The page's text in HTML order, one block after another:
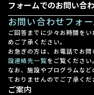
フォームでのお問い合
お問い合わせフォ
ご回答までに少々お時間を
めご了承ください。
お急ぎの方は、お電話でお
設連絡先一覧をご覧ください
なお、施設やプログラムな
ておりませんのでご了承くだ
ご案内